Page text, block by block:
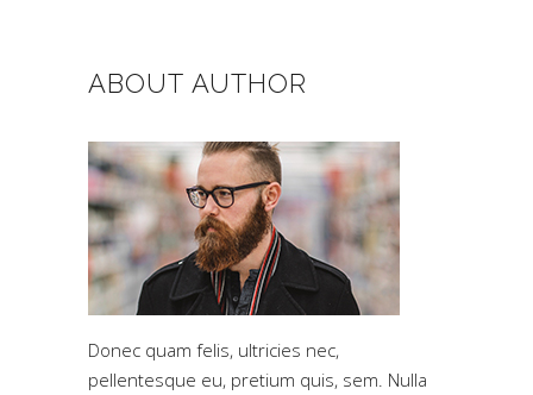
ABOUT AUTHOR
Donec quam felis, ultricies nec,
pellentesque eu, pretium quis, sem. Nulla